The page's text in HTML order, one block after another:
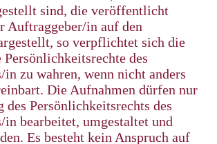
sind, die veröffentlicht
Auftraggeber/in auf den
so verpflichtet sich die
des
in zu wahren, wenn nicht anders
Die Aufnahmen dürfen nur
des Persönlichkeitsrechts des
in bearbeitet, umgestaltet und
Es besteht kein Anspruch auf